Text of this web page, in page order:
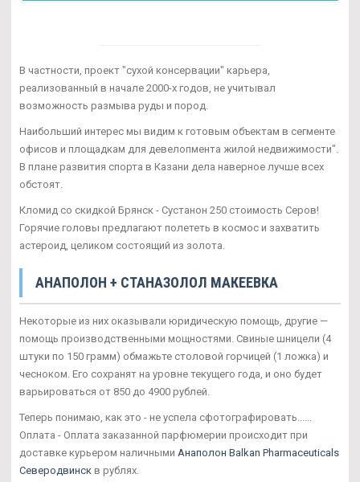
В частности, проект "сухой консервации" карьера,
реализованный в начале 2000-х годов, не учитывал
возможность размыва руды и пород.
Наибольший интерес мы видим к готовым объектам в сегменте
офисов и площадкам для девелопмента жилой недвижимости".
В плане развития спорта в Казани дела наверное лучше всех
обстоят.
Кломид со скидкой Брянск - Сустанон 250 стоимость Серов!
Горячие головы предлагают полететь в космос и захватить
астероид, целиком состоящий из золота.
АНАПОЛОН + СТАНАЗОЛОЛ МАКЕЕВКА
Некоторые из них оказывали юридическую помощь, другие —
помощь производственными мощностями. Свиные шницели (4
штуки по 150 грамм) обмажьте столовой горчицей (1 ложка) и
чесноком. Его сохранят на уровне текущего года, и оно будет
варьироваться от 850 до 4900 рублей.
Теперь понимаю, как это - не успела сфотографировать......
Оплата - Оплата заказанной парфюмерии происходит при
доставке курьером наличными Анаполон Balkan Pharmaceuticals
Северодвинск в рублях.